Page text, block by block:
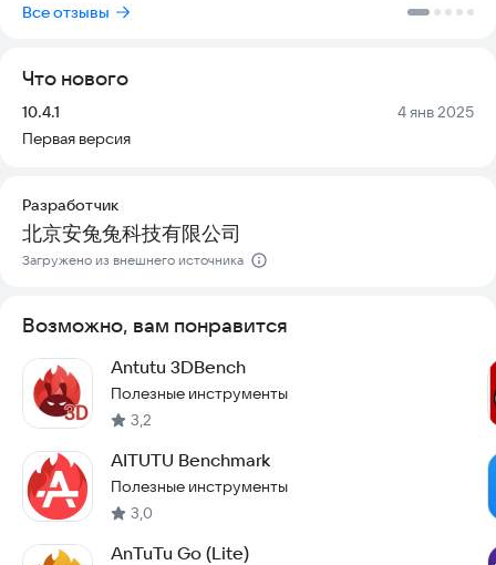
• Поиск проблем: Выявите причины тормозов или сбоев в
работает разгон GPU (учтите, что это может быть
рискованно и требует знаний).
Добавлено: поддержка устройств на архитектуре X86 и
Версия 3D Lite Edition делает тестирование доступным для
более широкого круга гаджетов. Она создана специально
для телефонов с памятью менее 6 ГБ или тех, что не
узнать реальную мощность вашего устройства.
Все отзывы
Что нового
Версия:
10.4.1 Дата:
4 янв 2025
Первая версия
Разработчик
北京安兔兔科技有限公司
Загружено из внешнего источника
Возможно, вам понравится
Antutu 3DBench
Полезные инструменты
3,2
AITUTU Benchmark
Полезные инструменты
3,0
AnTuTu Go (Lite)